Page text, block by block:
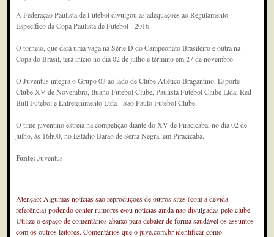
A Federação Paulista de Futebol divulgou as adequações ao Regulamento
Específico da Copa Paulista de Futebol - 2016.
O torneio, que dará uma vaga na Série D do Campeonato Brasileiro e outra na
Copa do Brasil, terá início no dia 02 de julho e término em 27 de novembro.
O Juventus integra o Grupo 03 ao lado de Clube Atlético Bragantino, Esporte
Clube XV de Novembro, Ituano Futebol Clube, Paulista Futebol Clube Ltda, Red
Bull Futebol e Entretenimento Ltda - São Paulo Futebol Clube.
O time juventino estreia na competição diante do XV de Piracicaba, no dia 02 de
julho, às 16h00, no Estádio Barão de Serra Negra, em Piracicaba.
Fonte:Juventus
Atenção: Algumas notícias são reproduções de outros sites (com a devida
referência) podendo conter rumores e/ou notícias ainda não divulgadas pelo clube.
Utilize o espaço de comentários abaixo para debater de forma saudável os assuntos
com os outros leitores. Comentários que o juve.com.br identificar como